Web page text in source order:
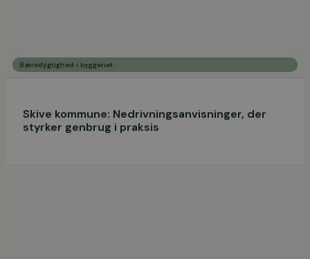
Bæredygtighed i byggeriet
Skive kommune: Nedrivningsanvisninger, der
styrker genbrug i praksis